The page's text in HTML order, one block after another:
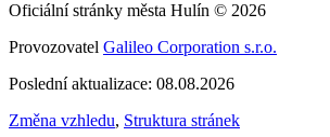
Oficiální stránky města Hulín © 2026
Provozovatel Galileo Corporation s.r.o.
Poslední aktualizace: 08.08.2026
Změna vzhledu, Struktura stránek